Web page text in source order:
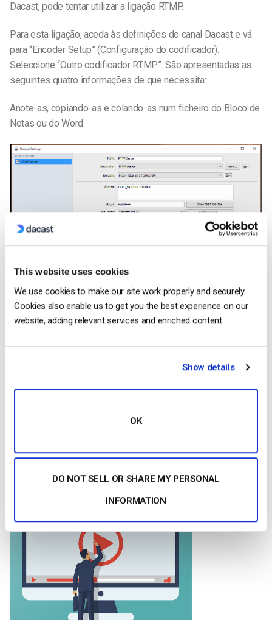
This website uses cookies
We use cookies to make our site work properly and securely.
Cookies also enable us to get you the best experience on our
website, adding relevant services and enriched content.
Show details
OK
DO NOT SELL OR SHARE MY PERSONAL
INFORMATION
Dacast, pode tentar utilizar a ligação RTMP.
Para esta ligação, aceda às definições do canal Dacast e vá
para “Encoder Setup” (Configuração do codificador).
Seleccione “Outro codificador RTMP”. São apresentadas as
seguintes quatro informações de que necessita:
Anote-as, copiando-as e colando-as num ficheiro do Bloco de
Notas ou do Word.
Depois de selecionar a opção “Servidor RTMP”. Em “Address”
(Endereço), introduza o URL do seu fluxo e, em “Stream”
Em seguida, clique em “Set Credentials” (Definir credenciais).
sua palavra-passe.
Clique em ok e agora está ligado ao Dacast com o Wirecast
Adicionar câmaras e fontes